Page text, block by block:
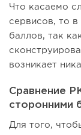
Что касаемо
сервисов, то
баллов, так
возникает
Сравнение
сторонними
Для того,